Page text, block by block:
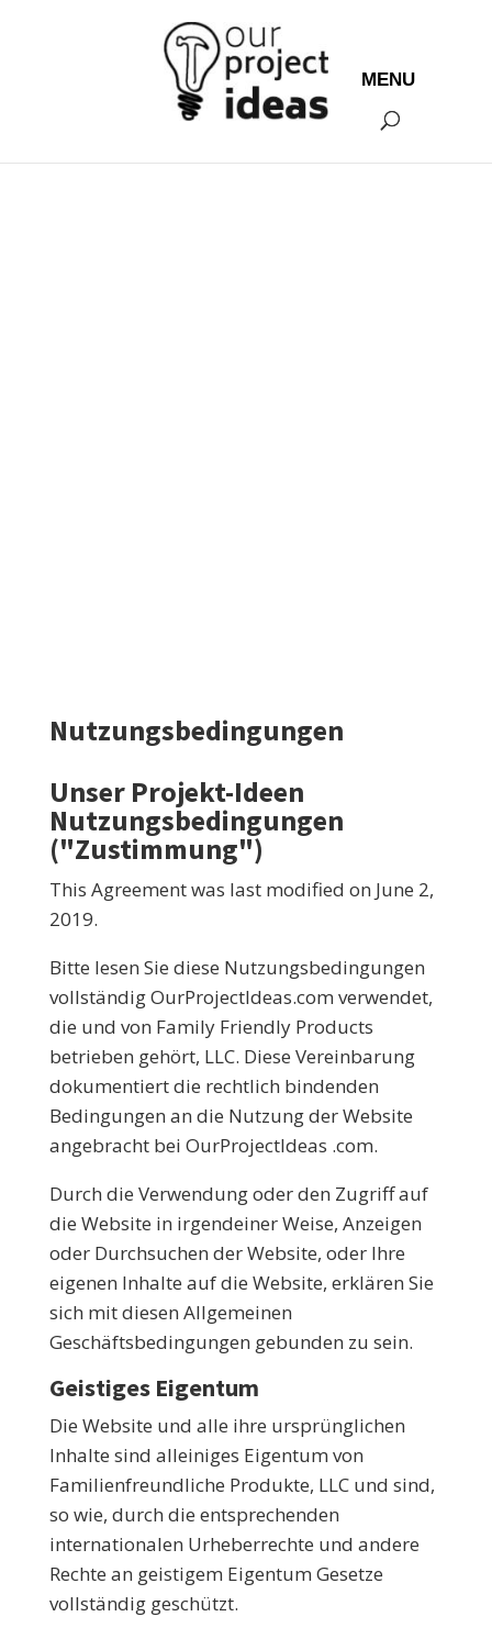
Nutzungsbedingungen
Unser Projekt-Ideen
Nutzungsbedingungen
("Zustimmung")
This Agreement was last modified on June 2,
2019.
Bitte lesen Sie diese Nutzungsbedingungen
vollständig OurProjectIdeas.com verwendet,
die und von Family Friendly Products
betrieben gehört, LLC. Diese Vereinbarung
dokumentiert die rechtlich bindenden
Bedingungen an die Nutzung der Website
angebracht bei OurProjectIdeas .com.
Durch die Verwendung oder den Zugriff auf
die Website in irgendeiner Weise, Anzeigen
oder Durchsuchen der Website, oder Ihre
eigenen Inhalte auf die Website, erklären Sie
sich mit diesen Allgemeinen
Geschäftsbedingungen gebunden zu sein.
Geistiges Eigentum
Die Website und alle ihre ursprünglichen
Inhalte sind alleiniges Eigentum von
Familienfreundliche Produkte, LLC und sind,
so wie, durch die entsprechenden
internationalen Urheberrechte und andere
Rechte an geistigem Eigentum Gesetze
vollständig geschützt.